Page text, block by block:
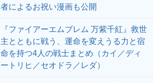
者によるお祝い漫画も公開
『ファイアーエムブレム 万紫千紅』救世
主とともに戦う、運命を変えうる力と宿
命を持つ4人の戦士まとめ（カイ／ディ
ートリヒ／セオドラ／レダ）